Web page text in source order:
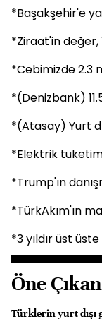
*Başakşehir'e
*Ziraat'in değer,
*Cebimizde 2.3
*(Denizbank)
*(Atasay) Yurt
*Elektrik
*Trump'ın
*TürkAkım'ın
*3 yıldır üst
Öne
Türklerin yurt dışı